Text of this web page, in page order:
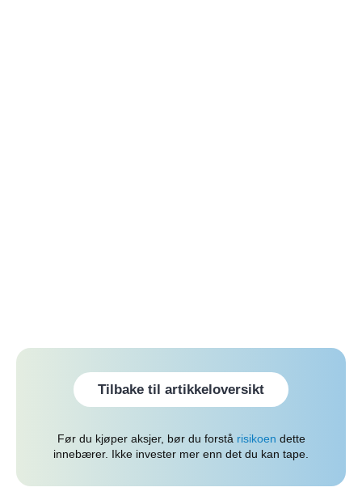
Tilbake til artikkeloversikt
Før du kjøper aksjer, bør du forstå risikoen dette
innebærer. Ikke invester mer enn det du kan tape.